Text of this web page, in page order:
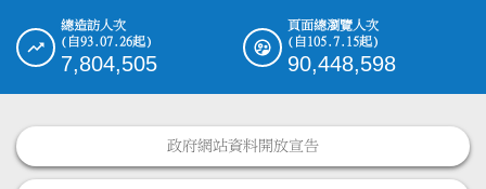
總造訪人次
(自93.07.26起)
7,804,505
頁面總瀏覽人次
(自105.7.15起)
90,448,598
政府網站資料開放宣告